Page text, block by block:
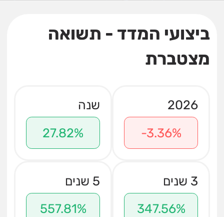
ביצועי המדד - תשואה
מצטברת
2026
-3.36%
שנה
27.82%
3 שנים
347.56%
5 שנים
557.81%